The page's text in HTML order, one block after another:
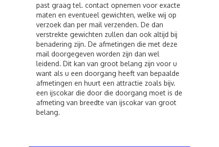
past graag tel. contact opnemen voor exacte
maten en eventueel gewichten, welke wij op
verzoek dan per mail verzenden. De dan
verstrekte gewichten zullen dan ook altijd bij
benadering zijn. De afmetingen die met deze
mail doorgegeven worden zijn dan wel
leidend. Dit kan van groot belang zijn voor u
want als u een doorgang heeft van bepaalde
afmetingen en huurt een attractie zoals bijv.
een ijscokar die door die doorgang moet is de
afmeting van breedte van ijscokar van groot
belang.